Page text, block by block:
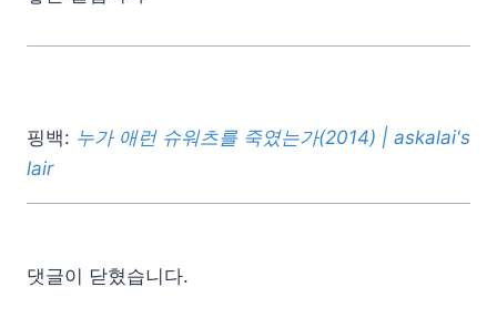
핑백: 누가 애런 슈워츠를 죽였는가(2014) | askalai's
lair
댓글이 닫혔습니다.